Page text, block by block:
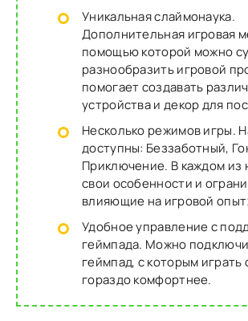
Уникальная слаймонаука.
Дополнительная игровая
помощью которой можно
разнообразить игровой
помогает создавать
устройства и декор для
Несколько режимов игры.
доступны: Беззаботный,
Приключение. В каждом из
свои особенности и
влияющие на игровой опыт;
Удобное управление с
геймпада. Можно
геймпад, с которым играть
гораздо комфортнее.